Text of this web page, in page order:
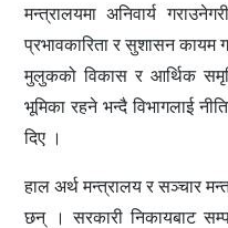
मन्त्रालयमा अनिवार्य
प्रभावकारिता र सुशासन कायम
मुलुकको विकास र आर्थिक
भूमिका रहने भन्दै विभागलाई
दिए ।
हाल अर्थ मन्त्रालय र सञ्चार
छन् । सरकारी निकायबाट